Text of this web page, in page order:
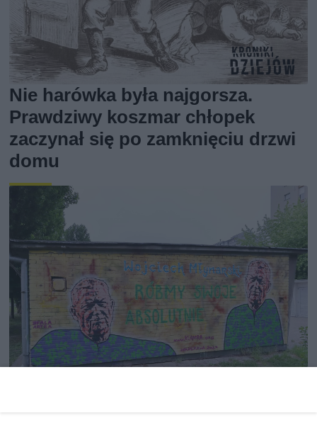
Nie harówka była najgorsza.
Prawdziwy koszmar chłopek
zaczynał się po zamknięciu drzwi
domu